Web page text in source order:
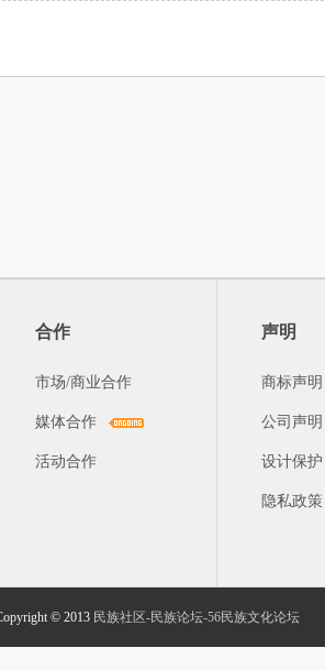
合作
市场/商业合作
媒体合作
活动合作
声明
商标声明
公司声明
设计保护
隐私政策
© 2013 民族社区-民族论坛-56民族文化论坛